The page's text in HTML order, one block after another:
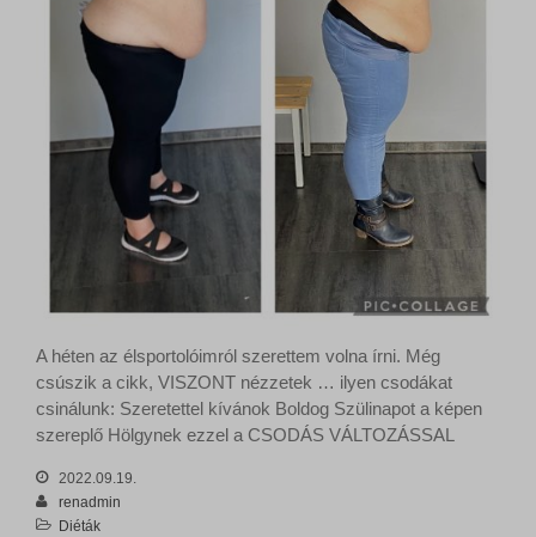
A héten az élsportolóimról szerettem volna írni. Még
csúszik a cikk, VISZONT nézzetek … ilyen csodákat
csinálunk: Szeretettel kívánok Boldog Szülinapot a képen
szereplő Hölgynek ezzel a CSODÁS VÁLTOZÁSSAL
2022.09.19.
renadmin
Diéták